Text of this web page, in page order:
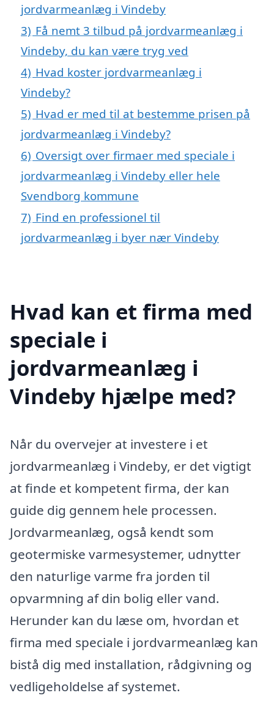
jordvarmeanlæg i Vindeby
3) Få nemt 3 tilbud på jordvarmeanlæg i
Vindeby, du kan være tryg ved
4) Hvad koster jordvarmeanlæg i
Vindeby?
5) Hvad er med til at bestemme prisen på
jordvarmeanlæg i Vindeby?
6) Oversigt over firmaer med speciale i
jordvarmeanlæg i Vindeby eller hele
Svendborg kommune
7) Find en professionel til
jordvarmeanlæg i byer nær Vindeby
Hvad kan et firma med
speciale i
jordvarmeanlæg i
Vindeby hjælpe med?
Når du overvejer at investere i et
jordvarmeanlæg i Vindeby, er det vigtigt
at finde et kompetent firma, der kan
guide dig gennem hele processen.
Jordvarmeanlæg, også kendt som
geotermiske varmesystemer, udnytter
den naturlige varme fra jorden til
opvarmning af din bolig eller vand.
Herunder kan du læse om, hvordan et
firma med speciale i jordvarmeanlæg kan
bistå dig med installation, rådgivning og
vedligeholdelse af systemet.